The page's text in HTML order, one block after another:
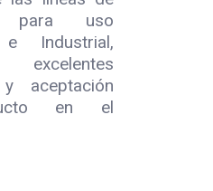
para uso
e Industrial,
excelentes
aceptación
en el